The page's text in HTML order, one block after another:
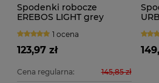
Spodenki robocze
EREBOS LIGHT grey
1 ocena
123,97 zł
Cena regularna: 145,85 zł